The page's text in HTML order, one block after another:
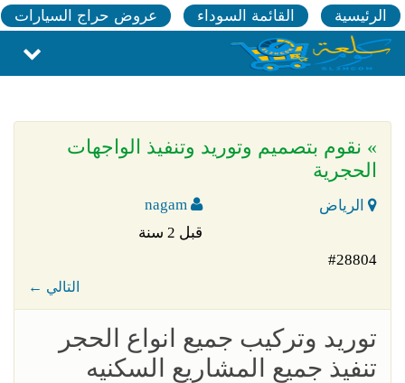
الرئيسية القائمة السوداء عروض حراج السيارات
» نقوم بتصميم وتوريد وتنفيذ الواجهات
الحجرية
الرياض
قبل 2 سنة
#28804
← التالي
توريد وتركيب جميع انواع الحجر
تنفيذ جميع المشاريع السكنيه